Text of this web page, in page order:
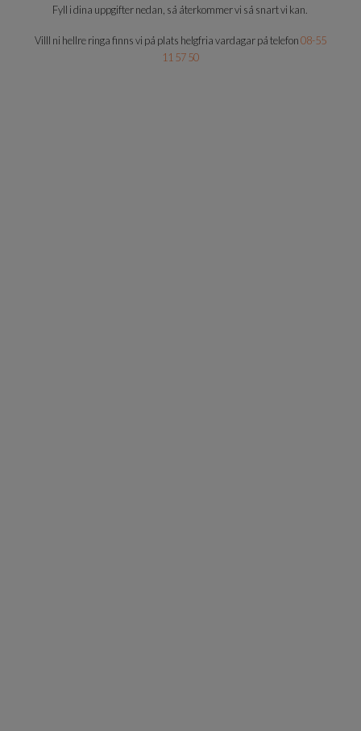
Fyll i dina uppgifter nedan, så återkommer vi så snart vi kan.
Villl ni hellre ringa finns vi på plats helgfria vardagar på telefon08-55
11 57 50